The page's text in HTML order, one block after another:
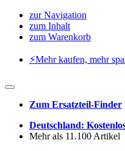
zur Navigation
zum Inhalt
zum Warenkorb
⚡️Mehr kaufen, mehr
Zum Ersatzteil-Finder
Deutschland:
Mehr als 11.100 Artikel